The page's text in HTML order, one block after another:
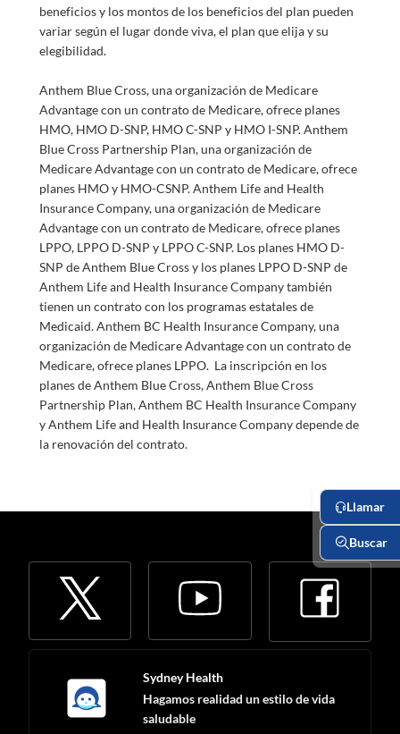
beneficios y los montos de los beneficios del plan pueden
variar según el lugar donde viva, el plan que elija y su
elegibilidad.
Anthem Blue Cross, una organización de Medicare
Advantage con un contrato de Medicare, ofrece planes
HMO, HMO D-SNP, HMO C-SNP y HMO I-SNP. Anthem
Blue Cross Partnership Plan, una organización de
Medicare Advantage con un contrato de Medicare, ofrece
planes HMO y HMO-CSNP. Anthem Life and Health
Insurance Company, una organización de Medicare
Advantage con un contrato de Medicare, ofrece planes
LPPO, LPPO D-SNP y LPPO C-SNP. Los planes HMO D-
SNP de Anthem Blue Cross y los planes LPPO D-SNP de
Anthem Life and Health Insurance Company también
tienen un contrato con los programas estatales de
Medicaid. Anthem BC Health Insurance Company, una
organización de Medicare Advantage con un contrato de
Medicare, ofrece planes LPPO. La inscripción en los
planes de Anthem Blue Cross, Anthem Blue Cross
Partnership Plan, Anthem BC Health Insurance Company
y Anthem Life and Health Insurance Company depende de
la renovación del contrato.
Sydney Health
Hagamos realidad un estilo de vida
saludable